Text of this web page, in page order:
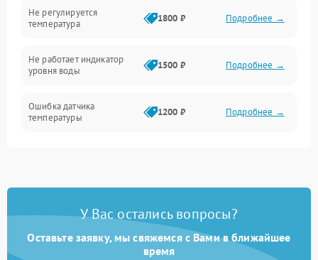
Не регулируется
температура
1800 ₽ Подробнее →
Не работает индикатор
уровня воды
1500 ₽ Подробнее →
Ошибка датчика
температуры
1200 ₽ Подробнее →
Ошибка платы управления 1500 ₽ Подробнее →
1200 ₽
У Вас остались вопросы?
Оставьте заявку, мы свяжемся с Вами в ближайшее
время